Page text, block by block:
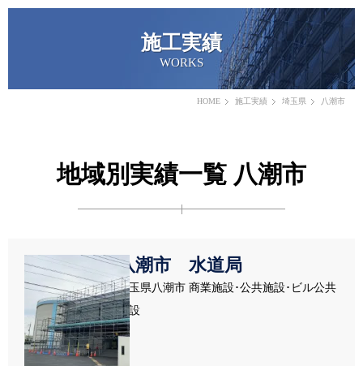
施工実績
WORKS
HOME 施工実績 埼玉県 八潮市
地域別実績一覧 八潮市
八潮市 水道局
埼玉県八潮市 商業施設･公共施設･ビル公共
施設